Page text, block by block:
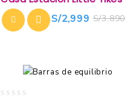
out
of
5
S/3,890
S/2,999